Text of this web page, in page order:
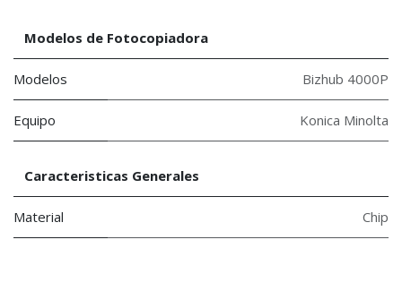
Modelos de Fotocopiadora
Modelos Bizhub 4000P
Equipo Konica Minolta
Caracteristicas Generales
Material Chip